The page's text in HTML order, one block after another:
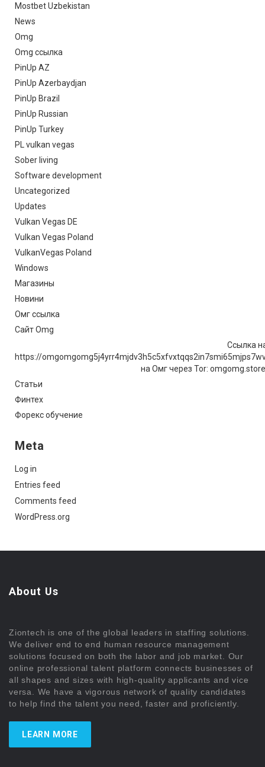
Mostbet Uzbekistan
News
Omg
Omg ссылка
PinUp AZ
PinUp Azerbaydjan
PinUp Brazil
PinUp Russian
PinUp Turkey
PL vulkan vegas
Sober living
Software development
Uncategorized
Updates
Vulkan Vegas DE
Vulkan Vegas Poland
VulkanVegas Poland
Windows
Магазины
Новини
Омг ссылка
Сайт Omg
Ссылка
https://
на Омг через Tor:
Статьи
Финтех
Форекс обучение
Meta
Log in
Entries feed
Comments feed
WordPress.org
About Us
Ziontech is one of the global leaders in staffing solutions.
We deliver end to end human resource management
solutions focused on both the labor and job market. Our
online professional talent platform connects businesses of
all shapes and sizes with high-quality applicants and vice
versa. We have a vigorous network of quality candidates
to help find the talent you need, faster and proficiently.
LEARN MORE